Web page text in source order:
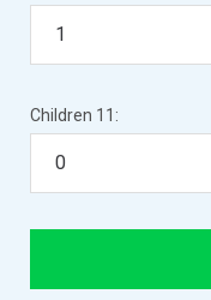
Children 11: